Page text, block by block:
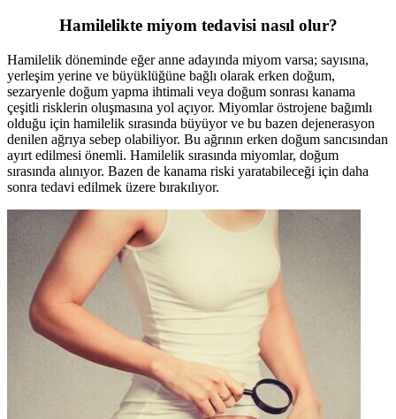
Hamilelikte miyom tedavisi nasıl olur?
Hamilelik döneminde eğer anne adayında miyom varsa; sayısına,
yerleşim yerine ve büyüklüğüne bağlı olarak erken doğum,
sezaryenle doğum yapma ihtimali veya doğum sonrası kanama
çeşitli risklerin oluşmasına yol açıyor. Miyomlar östrojene bağımlı
olduğu için hamilelik sırasında büyüyor ve bu bazen dejenerasyon
denilen ağrıya sebep olabiliyor. Bu ağrının erken doğum sancısından
ayırt edilmesi önemli. Hamilelik sırasında miyomlar, doğum
sırasında alınıyor. Bazen de kanama riski yaratabileceği için daha
sonra tedavi edilmek üzere bırakılıyor.